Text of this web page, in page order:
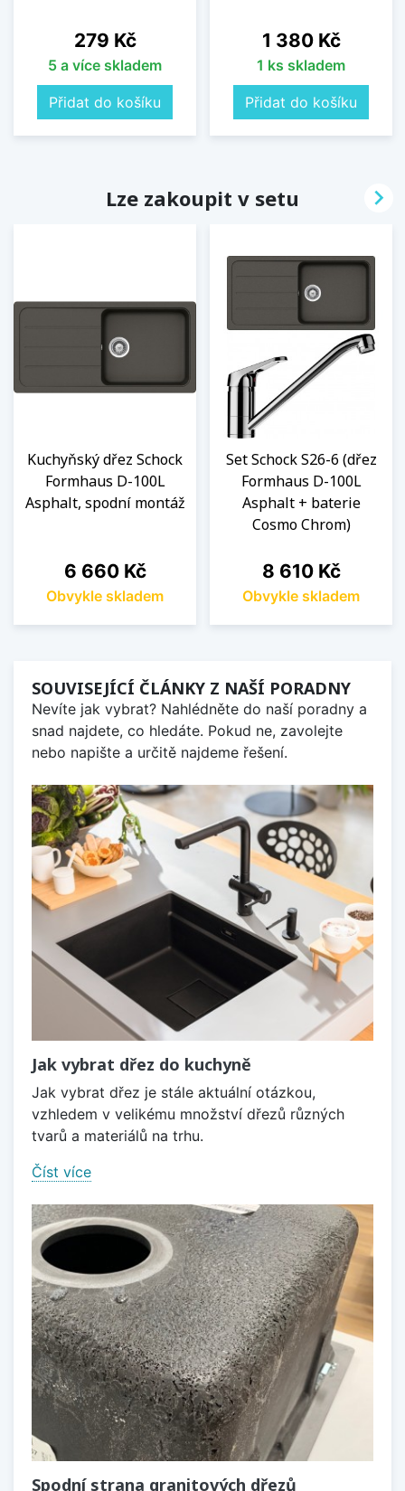
Cena
279 Kč
5 a více skladem
Přidat do košíku
Cena
1 380 Kč
1 ks skladem
Přidat do košíku
Lze zakoupit v setu
Kuchyňský dřez Schock
Formhaus D-100L
Asphalt, spodní montáž
Cena
6 660 Kč
Obvykle skladem
Set Schock S26-6 (dřez
Formhaus D-100L
Asphalt + baterie
Cosmo Chrom)
Cena
8 610 Kč
Obvykle skladem

SOUVISEJÍCÍ ČLÁNKY Z NAŠÍ PORADNY
Nevíte jak vybrat? Nahlédněte do naší poradny a
snad najdete, co hledáte. Pokud ne, zavolejte
nebo napište a určitě najdeme řešení.
Jak vybrat dřez do kuchyně
Jak vybrat dřez je stále aktuální otázkou,
vzhledem v velikému množství dřezů různých
tvarů a materiálů na trhu.
Číst více
Spodní strana granitových dřezů